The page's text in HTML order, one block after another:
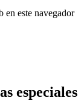
en este navegador
especiales